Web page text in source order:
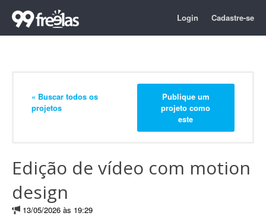
Login Cadastre-se
« Buscar todos os
projetos
Publique um
projeto como
este
Edição de vídeo com motion
design
13/05/2026 às 19:29